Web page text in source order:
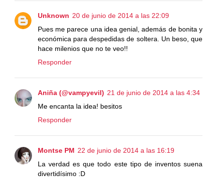
Unknown 20 de junio de 2014 a las 22:09
Pues me parece una idea genial, además de bonita y
económica para despedidas de soltera. Un beso, que
hace milenios que no te veo!!
Responder
Aniña (@vampyevil) 21 de junio de 2014 a las 4:34
Me encanta la idea! besitos
Responder
Montse PM 22 de junio de 2014 a las 16:19
La verdad es que todo este tipo de inventos suena
divertidísimo :D